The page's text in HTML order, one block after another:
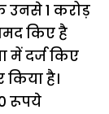
उनसे 1 करोड़
किए है
में दर्ज किए
किया है।
रूपये